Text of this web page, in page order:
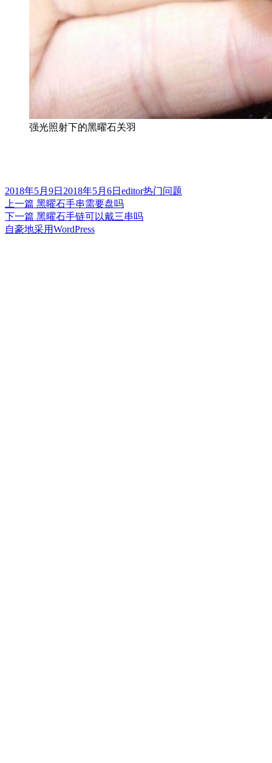
强光照射下的黑曜石关羽
发
布
于
2018年5月9日 2018年5月6日 作
者
editor分
热门问题
文
章
上一篇 上
篇
文
黑曜石手串需要盘吗
下一篇 下
篇
黑曜石手链可以戴三串吗
自豪地采用WordPress